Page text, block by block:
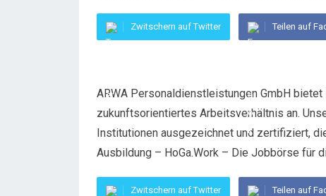
Zwitschern auf Twitter Teilen auf
ARWA Personaldienstleistungen GmbH
zukunftsorientiertes Arbeitsverhältnis an.
Institutionen ausgezeichnet und zertifiziert,
Ausbildung – HoGa.Work – Die Jobbörse für
Zwitschern auf Twitter Teilen auf